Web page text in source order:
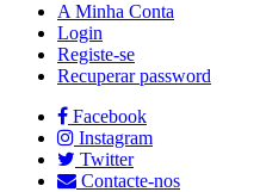
A Minha Conta
Login
Registe-se
Recuperar password
Facebook
Instagram
Twitter
Contacte-nos